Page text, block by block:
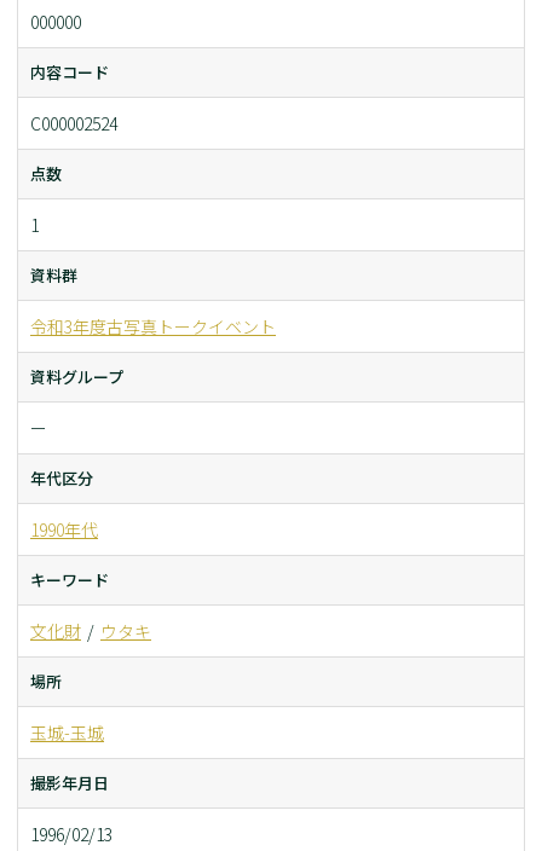
000000
内容コード
C000002524
点数
1
資料群
令和3年度古写真トークイベント
資料グループ
ー
年代区分
1990年代
キーワード
文化財 ウタキ
場所
玉城-玉城
撮影年月日
1996/02/13